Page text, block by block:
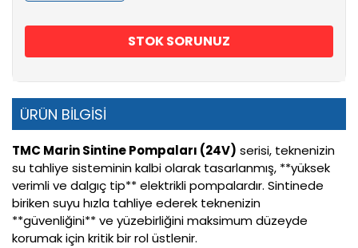
STOK SORUNUZ
ÜRÜN BİLGİSİ
TMC Marin Sintine Pompaları (24V) serisi, teknenizin
su tahliye sisteminin kalbi olarak tasarlanmış, **yüksek
verimli ve dalgıç tip** elektrikli pompalardır. Sintinede
biriken suyu hızla tahliye ederek teknenizin
**güvenliğini** ve yüzebirliğini maksimum düzeyde
korumak için kritik bir rol üstlenir.